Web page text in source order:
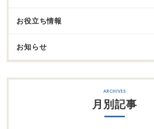
お役立ち情報
お知らせ
月別記事